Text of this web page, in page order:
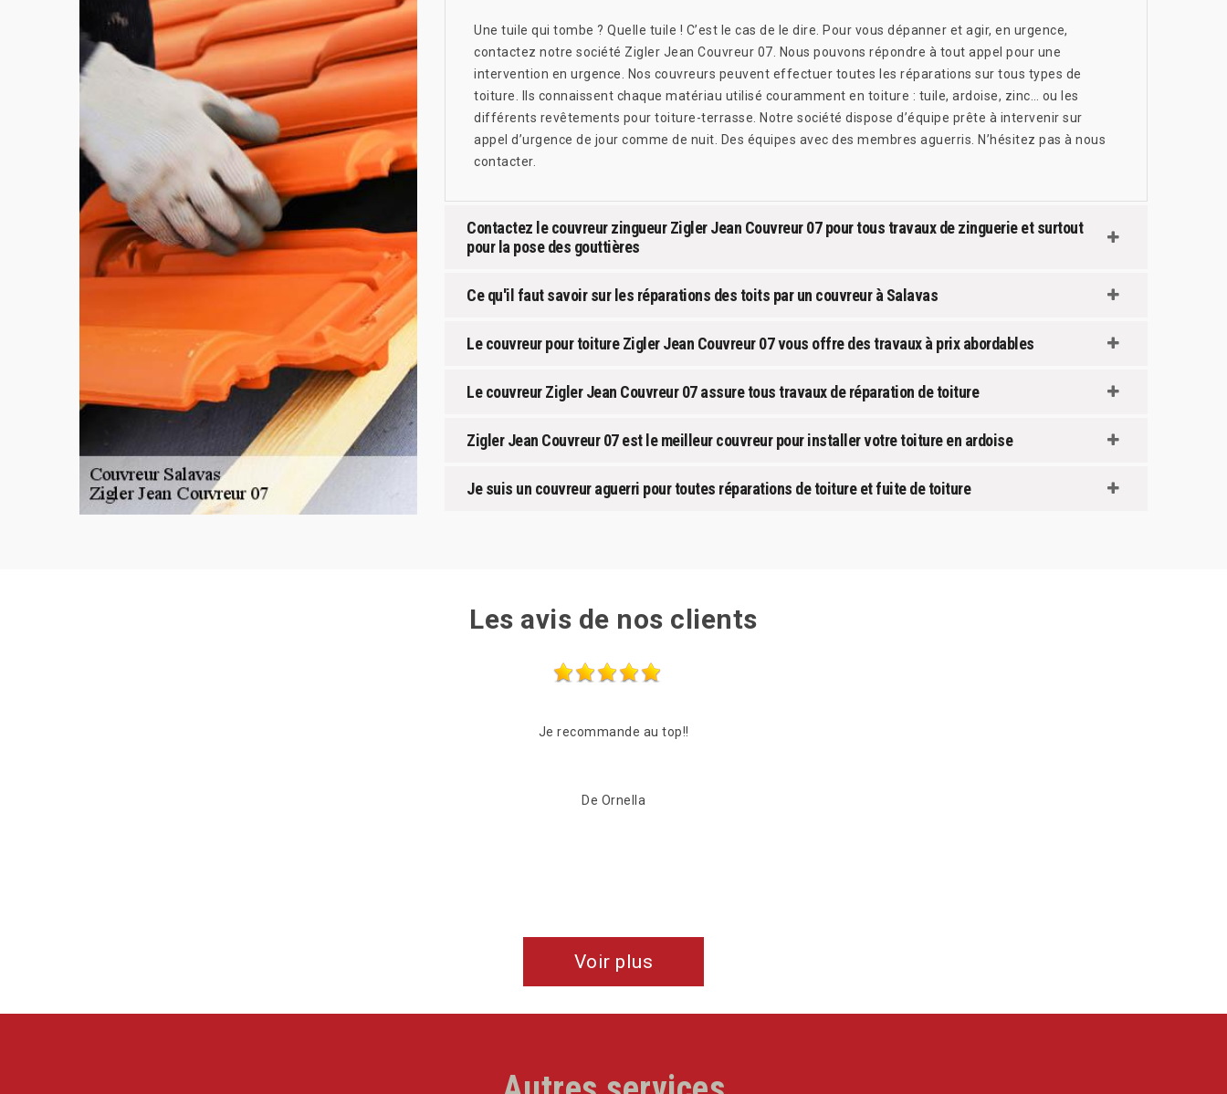
Une tuile qui tombe ? Quelle tuile ! C’est le cas de le dire. Pour vous dépanner et agir, en urgence,
contactez notre société Zigler Jean Couvreur 07. Nous pouvons répondre à tout appel pour une
intervention en urgence. Nos couvreurs peuvent effectuer toutes les réparations sur tous types de
toiture. Ils connaissent chaque matériau utilisé couramment en toiture : tuile, ardoise, zinc… ou les
différents revêtements pour toiture-terrasse. Notre société dispose d’équipe prête à intervenir sur
appel d’urgence de jour comme de nuit. Des équipes avec des membres aguerris. N’hésitez pas à nous
contacter.
Contactez le couvreur zingueur Zigler Jean Couvreur 07 pour tous travaux de zinguerie et surtout
pour la pose des gouttières
Ce qu'il faut savoir sur les réparations des toits par un couvreur à Salavas
Le couvreur pour toiture Zigler Jean Couvreur 07 vous offre des travaux à prix abordables
Le couvreur Zigler Jean Couvreur 07 assure tous travaux de réparation de toiture
Zigler Jean Couvreur 07 est le meilleur couvreur pour installer votre toiture en ardoise
Je suis un couvreur aguerri pour toutes réparations de toiture et fuite de toiture
Les avis de nos clients
Je recommande au top!!
De Ornella
Voir plus